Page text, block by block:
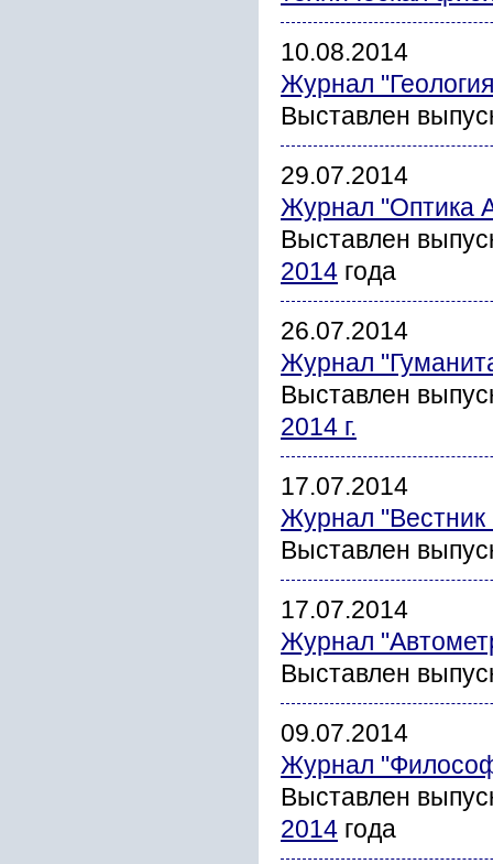
10.08.2014
Журнал
Выставлен
29.07.2014
Журнал "Оптика
Выставлен
2014 года
26.07.2014
Журнал
Выставлен
2014 г.
17.07.2014
Журнал
Выставлен
17.07.2014
Журнал
Выставлен
09.07.2014
Журнал
Выставлен
2014 года